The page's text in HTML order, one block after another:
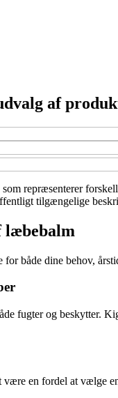
af
repræsenterer
tilgængelige
læbebalm
både dine behov,
fugter og beskytter.
en fordel at vælge